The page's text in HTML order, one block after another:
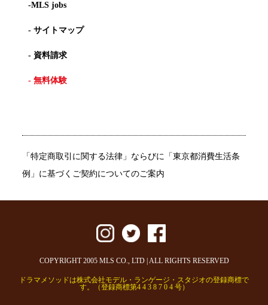
-MLS jobs
- サイトマップ
- 資料請求
- 無料体験
「特定商取引に関する法律」ならびに「東京都消費生活条
例」に基づくご契約についてのご案内
COPYRIGHT 2005 MLS CO., LTD | ALL RIGHTS RESERVED
ドラマメソッドは株式会社モデル・ランゲージ・スタジオの登録商標で
す。（登録商標第4 4 3 8 7 0 4 号）